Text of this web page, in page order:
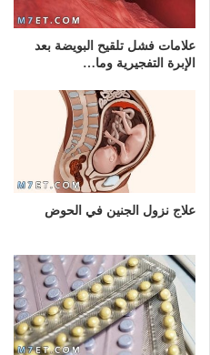
علامات فشل تلقيح البويضة بعد
الإبرة التفجيرية وما…
علاج نزول الجنين في الحوض